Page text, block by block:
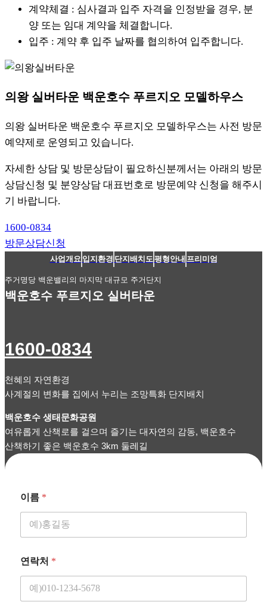
계약체결 : 심사결과 입주 자격을 인정받을 경우, 분
양 또는 임대 계약을 체결합니다.
입주 : 계약 후 입주 날짜를 협의하여 입주합니다.
의왕 실버타운 백운호수 푸르지오 모델하우스
의왕 실버타운 백운호수 푸르지오 모델하우스는 사전 방문
예약제로 운영되고 있습니다.
자세한 상담 및 방문상담이 필요하신분께서는 아래의 방문
상담신청 및 분양상담 대표번호로 방문예약 신청을 해주시
기 바랍니다.
1600-0834
방문상담신청
사업개요 입지환경 단지배치도 평형안내 프리미엄
주거명당 백운밸리의 마지막 대규모 주거단지
백운호수 푸르지오 실버타운
1600-0834
천혜의 자연환경
사계절의 변화를 집에서 누리는 조망특화 단지배치
백운호수 생태문화공원
여유롭게 산책로를 걸으며 즐기는 대자연의 감동, 백운호수
산책하기 좋은 백운호수 3km 둘레길
이름 *
연락처 *